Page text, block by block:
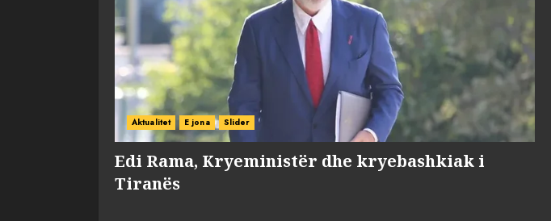
Aktualitet E jona Slider
Edi Rama, Kryeministër dhe kryebashkiak i
Tiranës